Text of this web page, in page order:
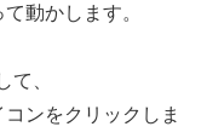
動かします。
て、
ンをクリックしま